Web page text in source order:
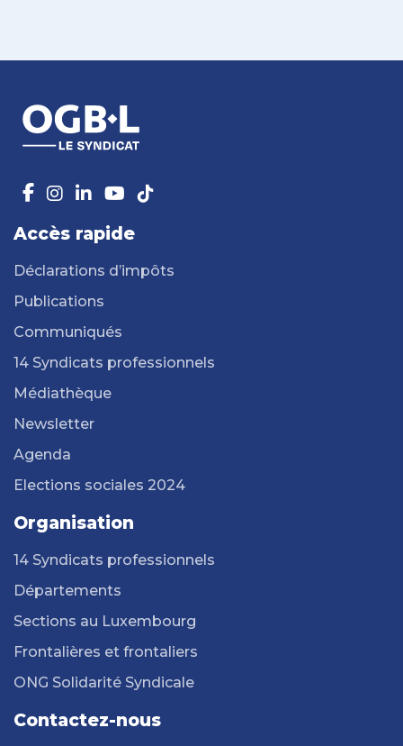
Accès rapide
Déclarations d’impôts
Publications
Communiqués
14 Syndicats professionnels
Médiathèque
Newsletter
Agenda
Elections sociales 2024
Organisation
14 Syndicats professionnels
Départements
Sections au Luxembourg
Frontalières et frontaliers
ONG Solidarité Syndicale
Contactez-nous